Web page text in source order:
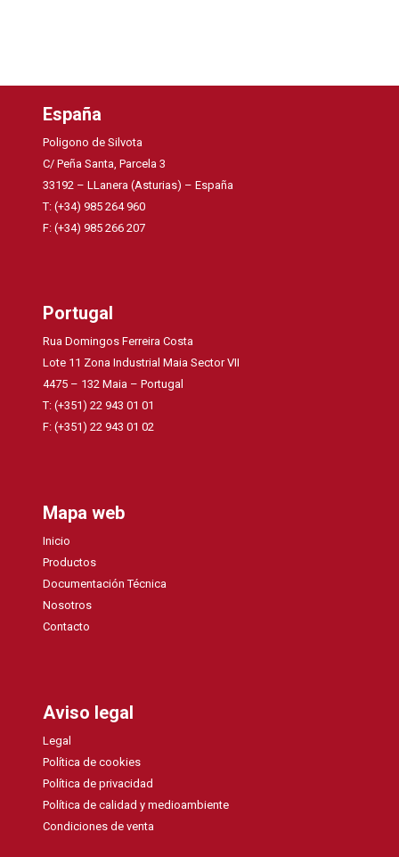
España
Poligono de Silvota
C/ Peña Santa, Parcela 3
33192 – LLanera (Asturias) – España
T: (+34) 985 264 960
F: (+34) 985 266 207
Portugal
Rua Domingos Ferreira Costa
Lote 11 Zona Industrial Maia Sector VII
4475 – 132 Maia – Portugal
T: (+351) 22 943 01 01
F: (+351) 22 943 01 02
Mapa web
Inicio
Productos
Documentación Técnica
Nosotros
Contacto
Aviso legal
Legal
Política de cookies
Política de privacidad
Política de calidad y medioambiente
Condiciones de venta